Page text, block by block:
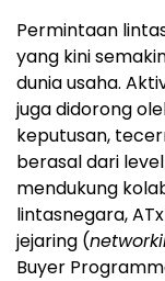
Permintaan
yang kini
dunia usaha.
juga didorong
keputusan,
berasal dari
mendukung
lintasnegara,
jejaring (
Buyer